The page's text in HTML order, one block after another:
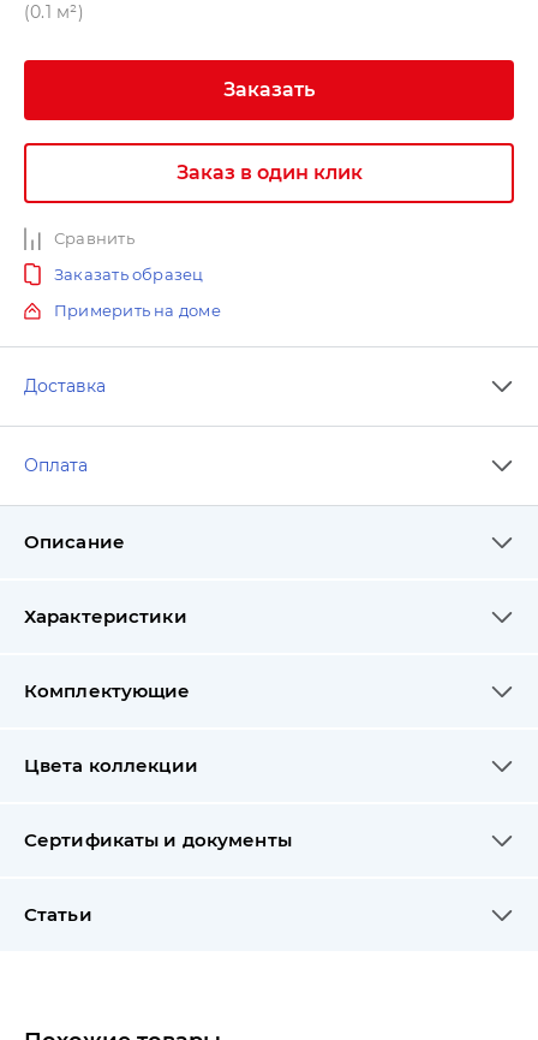
(0.1 м²)
Заказать
Заказ в один клик
Сравнить
Заказать образец
Примерить на доме
Доставка
Оплата
Описание
Характеристики
Комплектующие
Цвета коллекции
Сертификаты и документы
Статьи